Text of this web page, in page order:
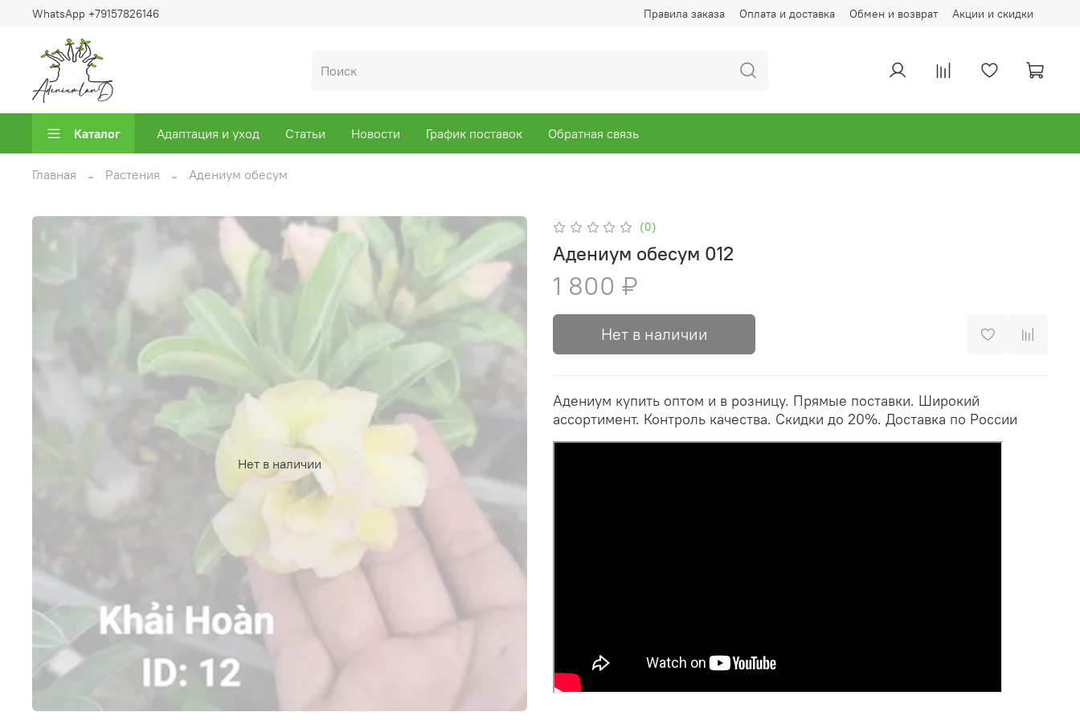
Правила заказа Оплата и доставка Обмен и возврат Акции и скидки
WhatsApp +79157826146
Каталог Адаптация и уход Статьи Новости График поставок Обратная связь
Главная Растения Адениум обесум
Нет в наличии
(0)
Адениум обесум 012
1 800 ₽
Нет в наличии
Адениум купить оптом и в розницу. Прямые поставки. Широкий
ассортимент. Контроль качества. Скидки до 20%. Доставка по России